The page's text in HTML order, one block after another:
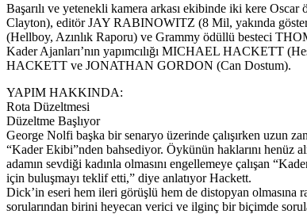
Başarılı ve yetenekli kamera arkası ekibinde iki kere
Clayton), editör JAY RABINOWITZ (8 Mil, yakında
(Hellboy, Azınlık Raporu) ve Grammy ödüllü besteci
Kader Ajanları’nın yapımcılığı MICHAEL HACKETT
HACKETT ve JONATHAN GORDON (Can Dostum).
YAPIM HAKKINDA:
Rota Düzeltmesi
Düzeltme Başlıyor
George Nolfi başka bir senaryo üzerinde çalışırken uzun
“Kader Ekibi”nden bahsediyor. Öykünün haklarını henüz
adamın sevdiği kadınla olmasını engellemeye çalışan
için buluşmayı teklif etti,” diye anlatıyor Hackett.
Dick’in eseri hem ileri görüşlü hem de distopyan
sorularından birini heyecan verici ve ilginç bir biçimde